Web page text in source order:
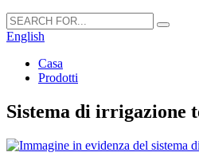
English
Casa
Prodotti
Sistema di irrigazione